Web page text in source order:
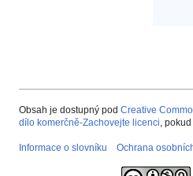
Obsah je dostupný pod Creative
dílo komerčně-Zachovejte licenci,
Informace o slovníku Ochrana